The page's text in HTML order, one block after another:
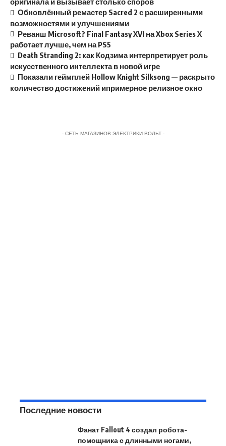
Обновлённый ремастер Sacred 2 с расширенными
возможностями и улучшениями
Реванш Microsoft? Final Fantasy XVI на Xbox Series X
работает лучше, чем на PS5
Death Stranding 2: как Кодзима интерпретирует роль
искусственного интеллекта в новой игре
Показали геймплей Hollow Knight Silksong — раскрыто
количество достижений ипримерное релизное окно
- СЕТЬ МАГАЗИНОВ ЭЛЕКТРИКИ ВОЛЬТ -
Последние новости
Фанат Fallout 4 создал робота-
помощника с длинными ногами,